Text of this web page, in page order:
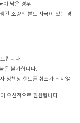
이 남은 경우
긴 소량의 본드 자국이 있는 경
립니다
은 불가합니다.
정책상 핸드폰 취소가 되지않
우선적으로 환원됩니다.